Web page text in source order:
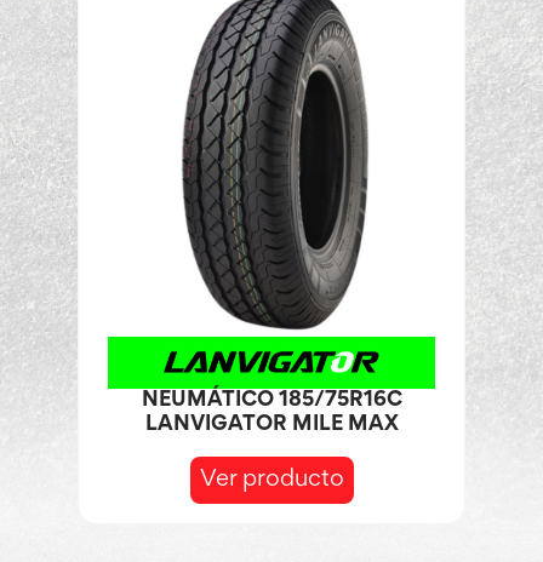
NEUMÁTICO 185/75R16C
LANVIGATOR MILE MAX
Ver producto